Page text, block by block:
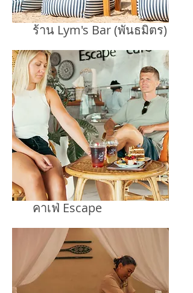
ร้าน Lym's Bar (พันธมิตร)
คาเฟ่ Escape